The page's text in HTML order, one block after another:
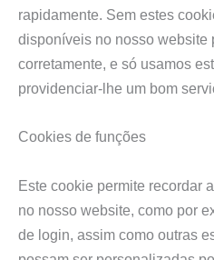
rapidamente. Sem estes
disponíveis no nosso website
corretamente, e só usamos
providenciar-lhe um bom
Cookies de funções
Este cookie permite recordar
no nosso website, como por
de login, assim como outras